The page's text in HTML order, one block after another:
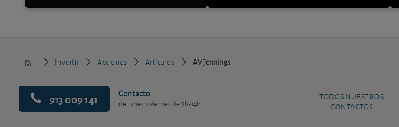
Invertir Acciones Artículos AV Jennings
913 009 141 Contacto
de lunes a viernes de 9h-14h
TODOS NUESTROS
CONTACTOS